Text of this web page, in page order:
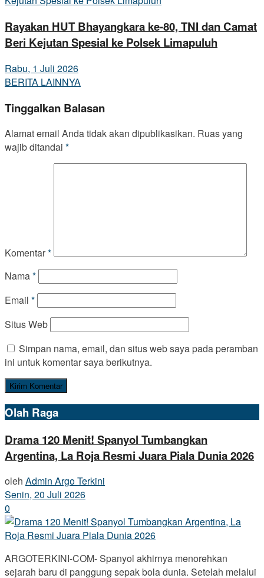
Rayakan HUT Bhayangkara ke-80, TNI dan Camat
Beri Kejutan Spesial ke Polsek Limapuluh
Rabu, 1 Juli 2026
BERITA LAINNYA
Tinggalkan Balasan
Alamat email Anda tidak akan dipublikasikan. Ruas yang
wajib ditandai *
Komentar*
Nama*
Email *
Situs Web
Simpan nama, email, dan situs web saya pada peramban
ini untuk komentar saya berikutnya.
Olah Raga
Drama 120 Menit! Spanyol Tumbangkan
Argentina, La Roja Resmi Juara Piala Dunia 2026
oleh Admin Argo Terkini
Senin, 20 Juli 2026
0
ARGOTERKINI-COM- Spanyol akhirnya menorehkan
sejarah baru di panggung sepak bola dunia. Setelah melalui